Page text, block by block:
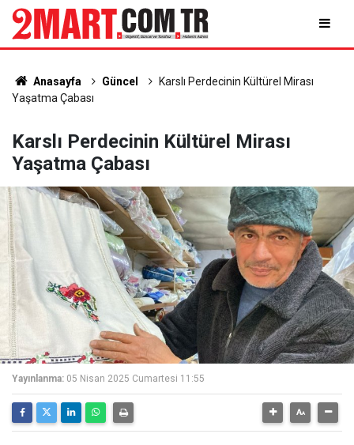
Anasayfa Güncel
Karslı Perdecinin Kültürel Mirası
Yaşatma Çabası
Karslı Perdecinin Kültürel Mirası
Yaşatma Çabası
Yayınlanma: 05 Nisan 2025 Cumartesi 11:55